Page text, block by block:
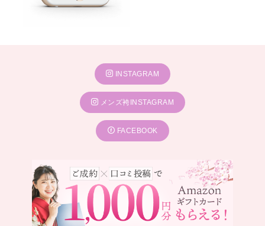
INSTAGRAM
メンズ袴INSTAGRAM
FACEBOOK